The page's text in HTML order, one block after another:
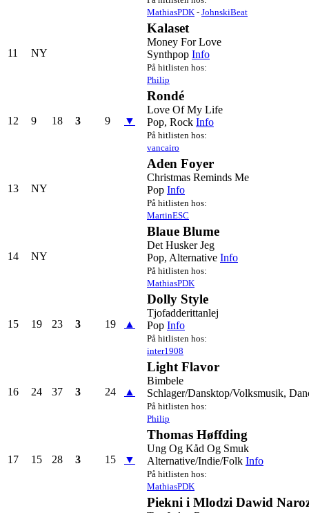
MathiasPDK - JohnskiBeat
11 NY
Kalaset
Money For Love
Synthpop Info
På hitlisten hos:
Philip
12 9 18 3 9 ▼
Rondé
Love Of My Life
Pop, Rock Info
På hitlisten hos:
vancairo
13 NY
Aden Foyer
Christmas Reminds Me
Pop Info
På hitlisten hos:
MartinESC
14 NY
Blaue Blume
Det Husker Jeg
Pop, Alternative Info
På hitlisten hos:
MathiasPDK
15 19 23 3 19 ▲
Dolly Style
Tjofadderittanlej
Pop Info
På hitlisten hos:
inter1908
16 24 37 3 24 ▲
Light Flavor
Bimbele
Schlager/Dansktop/Volksmusik,
På hitlisten hos:
Philip
17 15 28 3 15 ▼
Thomas Høffding
Ung Og Kåd Og Smuk
Alternative/Indie/Folk Info
På hitlisten hos:
MathiasPDK
Piekni i Mlodzi Dawid